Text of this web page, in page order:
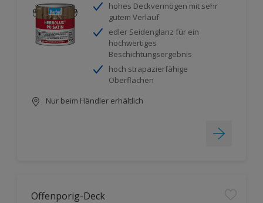
hohes Deckvermögen mit sehr
gutem Verlauf
edler Seidenglanz für ein
hochwertiges
Beschichtungsergebnis
hoch strapazierfähige
Oberflächen
Nur beim Händler erhältlich
Offenporig-Deck